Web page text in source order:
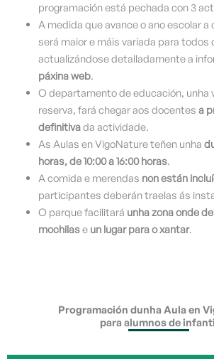
programación está pechada con 3
A medida que avance o ano escolar
será maior e máis variada para todos
actualizándose detalladamente a
páxina web.
O departamento de educación, unha
reserva, fará chegar aos docentes a
definitivada actividade.
As Aulas en VigoNature teñen unha
horas, de 10:00 a 16:00 horas.
A comida e merendas non están
participantes deberán traelas ás
O parque facilitará unha zona onde
mochilase un lugar para o xantar.
Programación dunha Aula en
para alumnos de